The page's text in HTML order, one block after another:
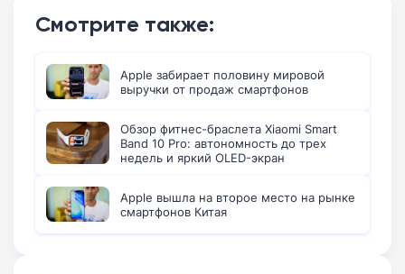
Смотрите также:
Apple забирает половину мировой
выручки от продаж смартфонов
Обзор фитнес-браслета Xiaomi Smart
Band 10 Pro: автономность до трех
недель и яркий OLED-экран
Apple вышла на второе место на рынке
смартфонов Китая